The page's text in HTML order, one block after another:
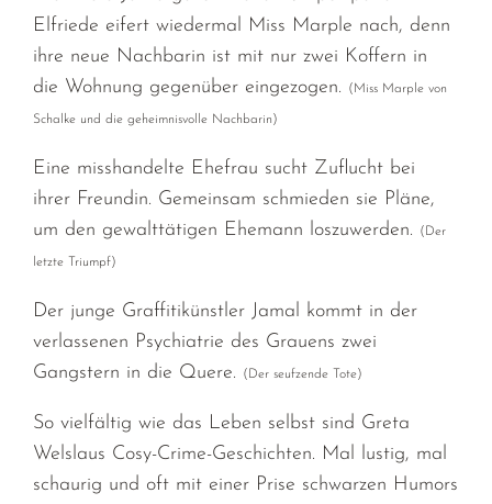
Elfriede eifert wiedermal Miss Marple nach, denn
ihre neue Nachbarin ist mit nur zwei Koffern in
die Wohnung gegenüber eingezogen.
(Miss Marple von
Schalke und die geheimnisvolle Nachbarin)
Eine misshandelte Ehefrau sucht Zuflucht bei
ihrer Freundin. Gemeinsam schmieden sie Pläne,
um den gewalttätigen Ehemann loszuwerden.
(Der
letzte Triumpf)
Der junge Graffitikünstler Jamal kommt in der
verlassenen Psychiatrie des Grauens zwei
Gangstern in die Quere.
(Der seufzende Tote)
So vielfältig wie das Leben selbst sind Greta
Welslaus Cosy-Crime-Geschichten. Mal lustig, mal
schaurig und oft mit einer Prise schwarzen Humors